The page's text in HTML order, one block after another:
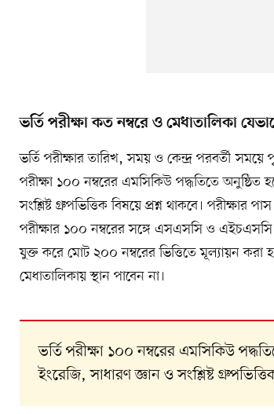
ভর্তি পরীক্ষা কত নম্বরে ও মেধাতালিকা
ভর্তি পরীক্ষার তারিখ, সময় ও কেন্দ্র পরবর্তী সময়ে
পরীক্ষা ১০০ নম্বরের এমসিকিউ পদ্ধতিতে অনুষ্ঠিত
সংশ্লিষ্ট গ্রুপভিত্তিক বিষয়ে প্রশ্ন থাকবে। পরীক্ষার
পরীক্ষার ১০০ নম্বরের সঙ্গে এসএসসি ও
যুক্ত করে মোট ২০০ নম্বরের ভিত্তিতে মূল্যায়ন করা
মেধাতালিকায় স্থান পাবেন না।
ভর্তি পরীক্ষা ১০০ নম্বরের এমসিকিউ
ইংরেজি, সাধারণ জ্ঞান ও সংশ্লিষ্ট